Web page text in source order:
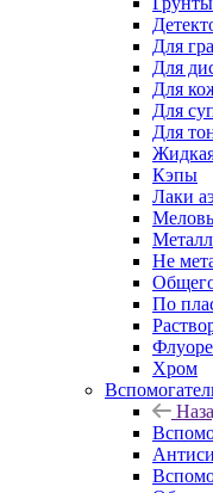
Для
Для
Для
Для
Для
Кэпы
Лаки
Не
По
Хром